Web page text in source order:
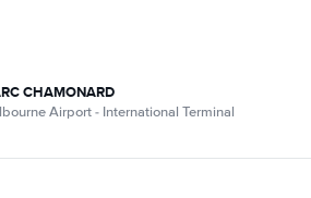
CHAMONARD
Airport - International Terminal